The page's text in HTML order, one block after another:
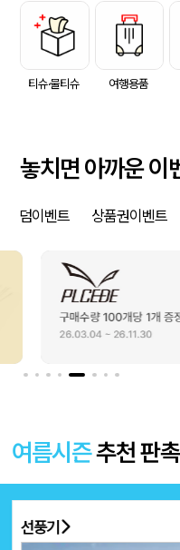
티슈·물티슈 여행용품
놓치면 아까운 이
덤이벤트 상품권이벤트
여름시즌추천 판
선풍기